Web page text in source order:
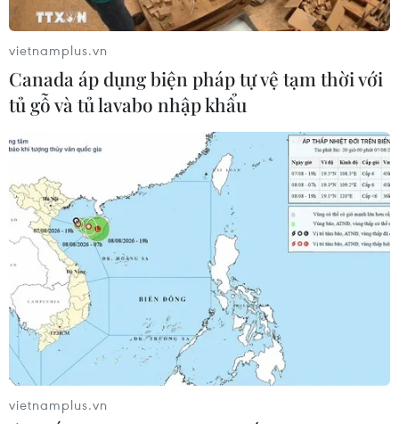
#Viêm gan B
#Tử vong sau khi tiêm vaccine
Đắk Lắk
Theo dõi VietnamPlus
TIN LIÊN QUAN
vietnamplus.vn
Canada áp dụng biện pháp tự vệ tạm thời với
tủ gỗ và tủ lavabo nhập khẩu
vietnamplus.vn